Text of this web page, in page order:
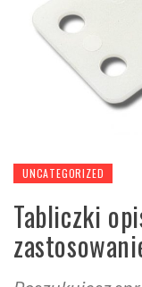
UNCATEGORIZED
Tabliczki